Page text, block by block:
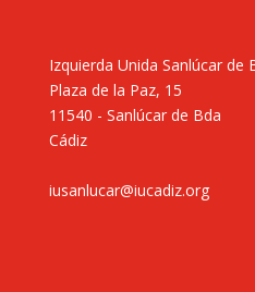
Izquierda Unida Sanlúcar de
Plaza de la Paz, 15
11540 - Sanlúcar de Bda
Cádiz
iusanlucar@iucadiz.org